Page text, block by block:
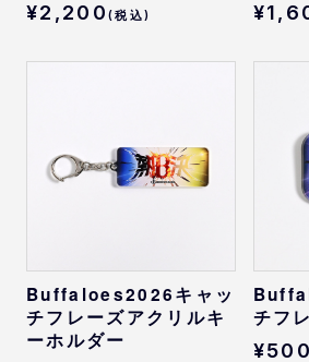
¥2,200 (税込)
Buffaloes2026キャッ
チフレーズアクリルキ
ーホルダー
チフ